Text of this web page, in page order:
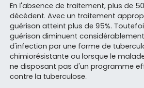
En l'absence de traitement, plus de
décèdent. Avec un traitement
guérison atteint plus de 95%.
guérison diminuent
d'infection par une forme de
chimiorésistante ou lorsque le
ne disposant pas d'un programme
contre la tuberculose.